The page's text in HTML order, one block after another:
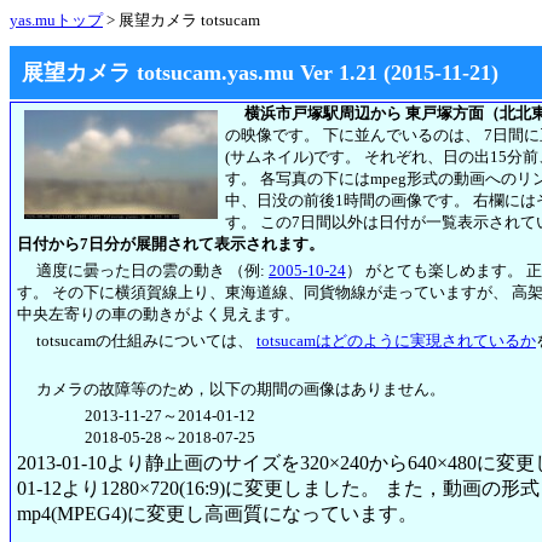
yas.muトップ> 展望カメラ totsucam
展望カメラ totsucam.yas.mu Ver 1.21 (2015-11-21)
横浜市戸塚駅周辺から 東戸塚方面（北北
の映像です。 下に並んでいるのは、 7日間
(サムネイル)です。 それぞれ、日の出15分
す。 各写真の下にはmpeg形式の動画への
中、日没の前後1時間の画像です。 右欄に
す。 この7日間以外は日付が一覧表示され
日付から7日分が展開されて表示されます。
適度に曇った日の雲の動き （例: 2005-10-24） がとても楽しめます。
す。 その下に横須賀線上り、東海道線、同貨物線が走っていますが、 高
中央左寄りの車の動きがよく見えます。
totsucamの仕組みについては、 totsucamはどのように実現されているか
カメラの故障等のため，以下の期間の画像はありません。
2013-11-27～2014-01-12
2018-05-28～2018-07-25
2013-01-10より静止画のサイズを320×240から640×480に変
01-12より1280×720(16:9)に変更しました。 また，動画の形
mp4(MPEG4)に変更し高画質になっています。